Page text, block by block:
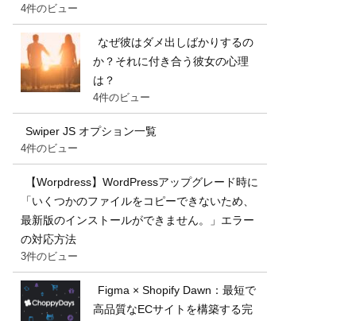
4件のビュー
なぜ彼はダメ出しばかりするの
か？それに付き合う彼女の心理
は？
4件のビュー
Swiper JS オプション一覧
4件のビュー
【Worpdress】WordPressアップグレード時に
「いくつかのファイルをコピーできないため、
最新版のインストールができません。」エラー
の対応方法
3件のビュー
Figma × Shopify Dawn：最短で
高品質なECサイトを構築する完